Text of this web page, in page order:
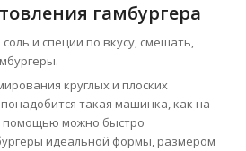
гамбургера
и специи по вкусу, смешать,
круглых и плоских
такая машинка, как на
помощью можно быстро
идеальной формы, размером